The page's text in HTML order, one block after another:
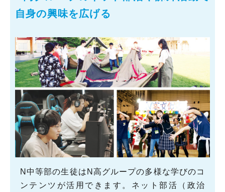
自身の興味を広げる
N中等部の生徒はN高グループの多様な学びのコ
ンテンツが活用できます。ネット部活（政治